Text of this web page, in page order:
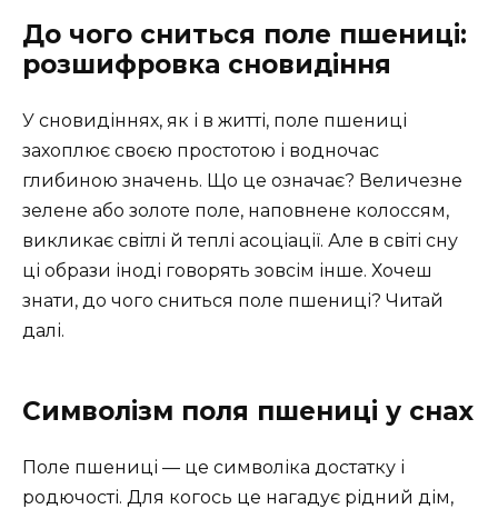
До чого сниться поле пшениці:
розшифровка сновидіння
У сновидіннях, як і в житті, поле пшениці
захоплює своєю простотою і водночас
глибиною значень. Що це означає? Величезне
зелене або золоте поле, наповнене колоссям,
викликає світлі й теплі асоціації. Але в світі сну
ці образи іноді говорять зовсім інше. Хочеш
знати, до чого сниться поле пшениці? Читай
далі.
Символізм поля пшениці у снах
Поле пшениці — це символіка достатку і
родючості. Для когось це нагадує рідний дім,